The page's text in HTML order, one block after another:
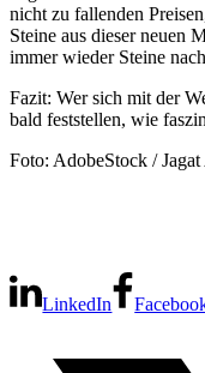
nicht zu fallenden
Steine aus dieser neuen
immer wieder Steine
Fazit: Wer sich mit der
bald feststellen, wie
Foto: AdobeStock /
LinkedIn